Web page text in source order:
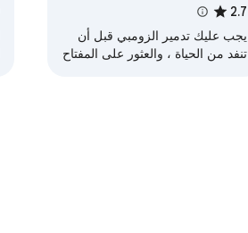
Shooting Game
2.7
يجب عليك تدمير الزومبي قبل أن
تنفد من الحياة ، والعثور على المفتاح